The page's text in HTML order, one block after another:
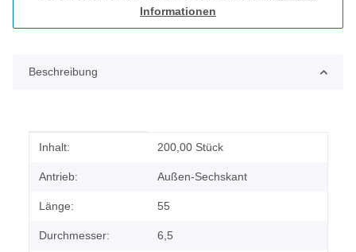
Informationen
Beschreibung
Produkteigenschaft
Wert
Inhalt: 200,00 Stück
Antrieb: Außen-Sechskant
Länge: 55
Durchmesser: 6,5